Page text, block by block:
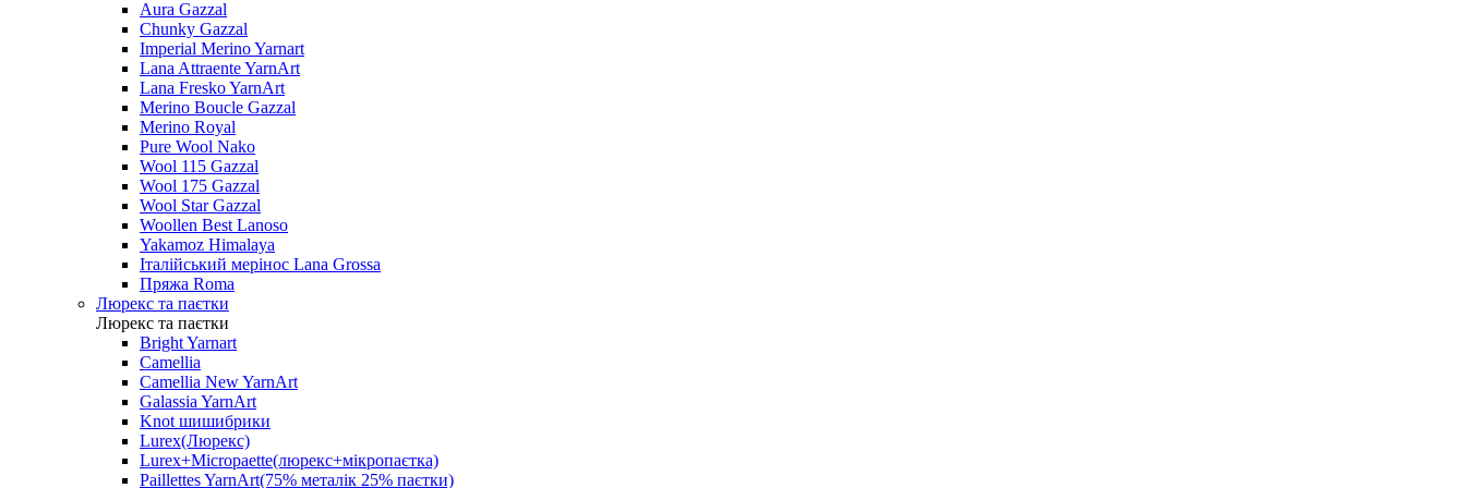
Aura Gazzal
Chunky Gazzal
Imperial Merino Yarnart
Lana Attraente YarnArt
Lana Fresko YarnArt
Merino Boucle Gazzal
Merino Royal
Pure Wool Nako
Wool 115 Gazzal
Wool 175 Gazzal
Wool Star Gazzal
Woollen Best Lanoso
Yakamoz Himalaya
Італійський мерінос Lana Grossa
Пряжа Roma
Люрекс та паєтки
Люрекс та паєтки
Bright Yarnart
Camellia
Camellia New YarnArt
Galassia YarnArt
Knot шишибрики
Lurex(Люрекс)
Lurex+Micropaette(люрекс+мікропаєтка)
Paillettes YarnArt(75% металік 25% паєтки)